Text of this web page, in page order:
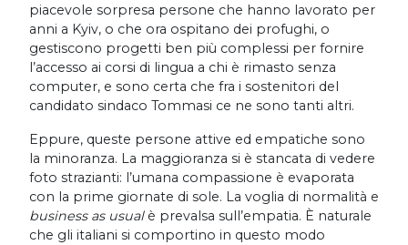
piacevole sorpresa persone che hanno lavorato per
anni a Kyiv, o che ora ospitano dei profughi, o
gestiscono progetti ben più complessi per fornire
l’accesso ai corsi di lingua a chi è rimasto senza
computer, e sono certa che fra i sostenitori del
candidato sindaco Tommasi ce ne sono tanti altri.
Eppure, queste persone attive ed empatiche sono
la minoranza. La maggioranza si è stancata di vedere
foto strazianti: l’umana compassione è evaporata
con la prime giornate di sole. La voglia di normalità e
business as usualè prevalsa sull’empatia. È naturale
che gli italiani si comportino in questo modo